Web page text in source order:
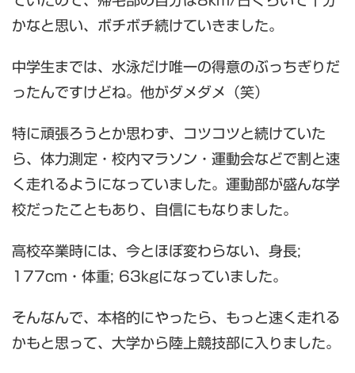
かなと思い、ボチボチ続けていきました。
中学生までは、水泳だけ唯一の得意のぶっちぎりだ
ったんですけどね。他がダメダメ（笑）
特に頑張ろうとか思わず、コツコツと続けていた
ら、体力測定・校内マラソン・運動会などで割と速
く走れるようになっていました。運動部が盛んな学
校だったこともあり、自信にもなりました。
高校卒業時には、今とほぼ変わらない、身長;
177cm・体重; 63kgになっていました。
そんなんで、本格的にやったら、もっと速く走れる
かもと思って、大学から陸上競技部に入りました。